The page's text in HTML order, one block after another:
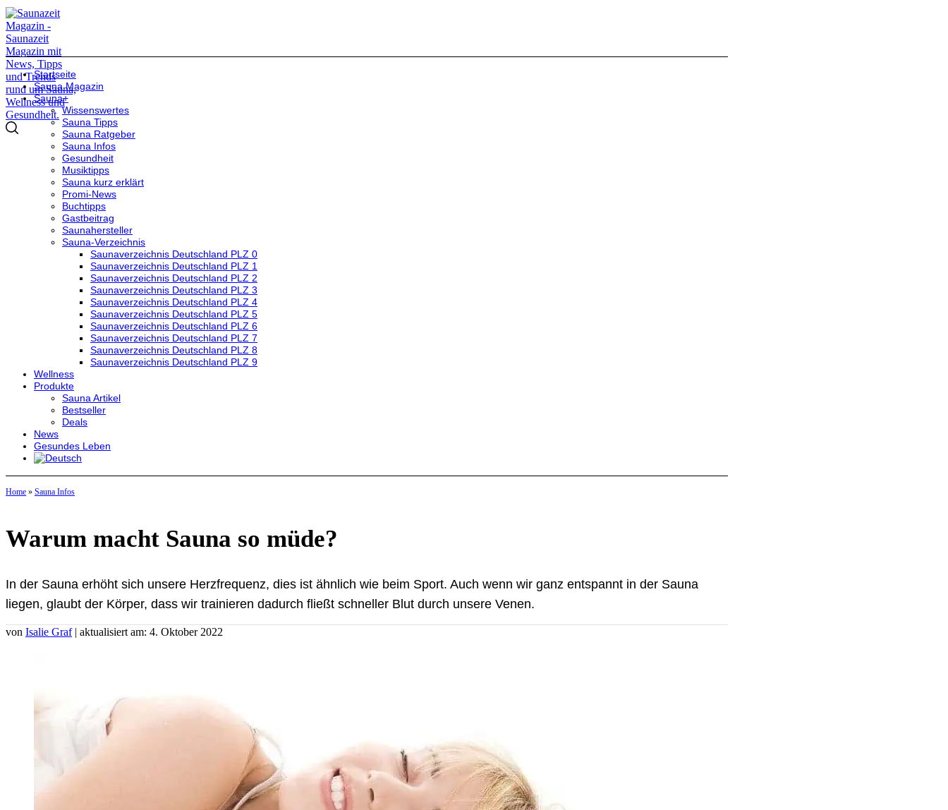
Startseite
Sauna Magazin
Sauna+
Wissenswertes
Sauna Tipps
Sauna Ratgeber
Sauna Infos
Gesundheit
Musiktipps
Sauna kurz erklärt
Promi-News
Buchtipps
Gastbeitrag
Saunahersteller
Sauna-Verzeichnis
Saunaverzeichnis Deutschland PLZ 0
Saunaverzeichnis Deutschland PLZ 1
Saunaverzeichnis Deutschland PLZ 2
Saunaverzeichnis Deutschland PLZ 3
Saunaverzeichnis Deutschland PLZ 4
Saunaverzeichnis Deutschland PLZ 5
Saunaverzeichnis Deutschland PLZ 6
Saunaverzeichnis Deutschland PLZ 7
Saunaverzeichnis Deutschland PLZ 8
Saunaverzeichnis Deutschland PLZ 9
Wellness
Produkte
Sauna Artikel
Bestseller
Deals
News
Gesundes Leben
Home » Sauna Infos
Warum macht Sauna so müde?
In der Sauna erhöht sich unsere Herzfrequenz, dies ist ähnlich wie beim Sport. Auch wenn wir ganz entspannt in der Sauna
liegen, glaubt der Körper, dass wir trainieren dadurch fließt schneller Blut durch unsere Venen.
von Isalie Graf | aktualisiert am: 4. Oktober 2022